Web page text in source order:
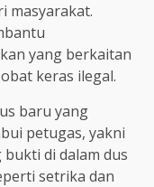
masyarakat.
yang berkaitan
keras ilegal.
baru yang
petugas, yakni
di dalam dus
setrika dan